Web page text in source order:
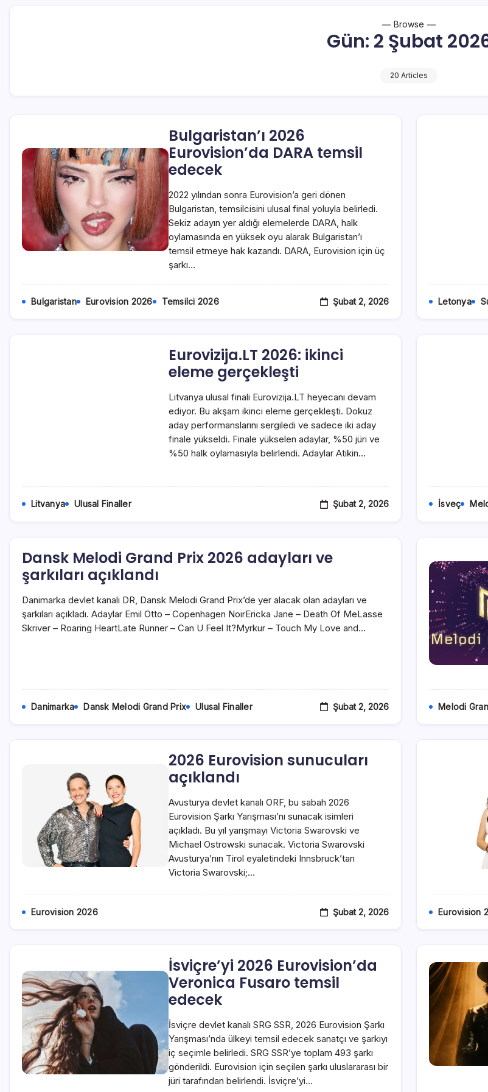
Browse
Gün: 2 Şubat
20 Articles
Bulgaristan’ı 2026
Eurovision’da DARA temsil
edecek
2022 yılından sonra Eurovision’a geri dönen
Bulgaristan, temsilcisini ulusal final yoluyla belirledi.
Sekiz adayın yer aldığı elemelerde DARA, halk
oylamasında en yüksek oyu alarak Bulgaristan’ı
temsil etmeye hak kazandı. DARA, Eurovision için üç
şarkı…
Bulgaristan Eurovision 2026 Temsilci 2026 Şubat 2, 2026 Letonya
Eurovizija.LT 2026: ikinci
eleme gerçekleşti
Litvanya ulusal finali Eurovizija.LT heyecanı devam
ediyor. Bu akşam ikinci eleme gerçekleşti. Dokuz
aday performanslarını sergiledi ve sadece iki aday
finale yükseldi. Finale yükselen adaylar, %50 jüri ve
%50 halk oylamasıyla belirlendi. Adaylar Atikin…
Litvanya Ulusal Finaller Şubat 2, 2026 İsveç
Dansk Melodi Grand Prix 2026 adayları ve
şarkıları açıklandı
Danimarka devlet kanalı DR, Dansk Melodi Grand Prix’de yer alacak olan adayları ve
şarkıları açıkladı. Adaylar Emil Otto – Copenhagen NoirEricka Jane – Death Of MeLasse
Skriver – Roaring HeartLate Runner – Can U Feel It?Myrkur – Touch My Love and…
Danimarka Dansk Melodi Grand Prix Ulusal Finaller Şubat 2, 2026 Melodi
2026 Eurovision sunucuları
açıklandı
Avusturya devlet kanalı ORF, bu sabah 2026
Eurovision Şarkı Yarışması’nı sunacak isimleri
açıkladı. Bu yıl yarışmayı Victoria Swarovski ve
Michael Ostrowski sunacak. Victoria Swarovski
Avusturya’nın Tirol eyaletindeki Innsbruck’tan
Victoria Swarovski;…
Eurovision 2026 Şubat 2, 2026 Eurovision
İsviçre’yi 2026 Eurovision’da
Veronica Fusaro temsil
edecek
İsviçre devlet kanalı SRG SSR, 2026 Eurovision Şarkı
Yarışması’nda ülkeyi temsil edecek sanatçı ve şarkıyı
iç seçimle belirledi. SRG SSR’ye toplam 493 şarkı
gönderildi. Eurovision için seçilen şarkı uluslararası bir
jüri tarafından belirlendi. İsviçre’yi…